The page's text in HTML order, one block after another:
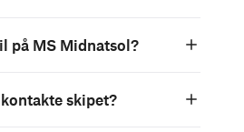
på MS Midnatsol?
skipet?